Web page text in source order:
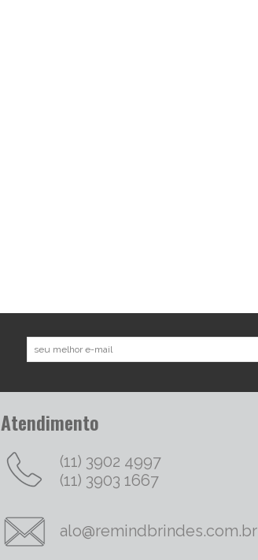
Atendimento
(11) 3902 4997
(11) 3903 1667
alo@remindbrindes.com.br